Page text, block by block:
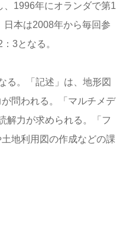
1996年にオランダで第1
日本は2008年から毎回参
3となる。
る。「記述」は、地形図
問われる。「マルチメデ
解力が求められる。「フ
地利用図の作成などの課